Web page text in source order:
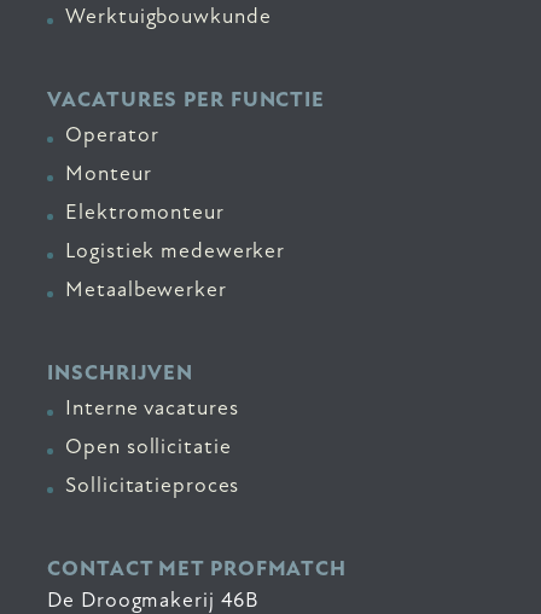
Werktuigbouwkunde
VACATURES PER FUNCTIE
Operator
Monteur
Elektromonteur
Logistiek medewerker
Metaalbewerker
INSCHRIJVEN
Interne vacatures
Open sollicitatie
Sollicitatieproces
CONTACT MET PROFMATCH
De Droogmakerij 46B